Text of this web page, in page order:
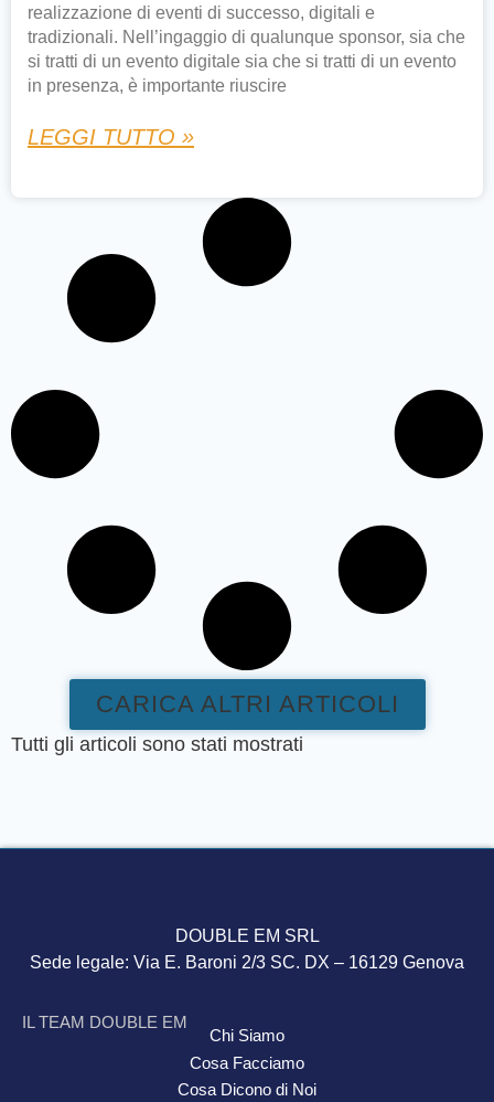
realizzazione di eventi di successo, digitali e
tradizionali. Nell’ingaggio di qualunque sponsor, sia che
si tratti di un evento digitale sia che si tratti di un evento
in presenza, è importante riuscire
LEGGI TUTTO »
CARICA ALTRI ARTICOLI
Tutti gli articoli sono stati mostrati
DOUBLE EM SRL
Sede legale: Via E. Baroni 2/3 SC. DX – 16129 Genova
IL TEAM DOUBLE EM
Chi Siamo
Cosa Facciamo
Cosa Dicono di Noi